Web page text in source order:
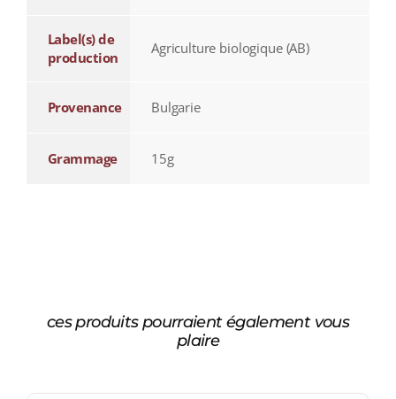
Label(s) de
production
Agriculture biologique (AB)
Provenance Bulgarie
Grammage 15g
ces produits pourraient également vous
plaire